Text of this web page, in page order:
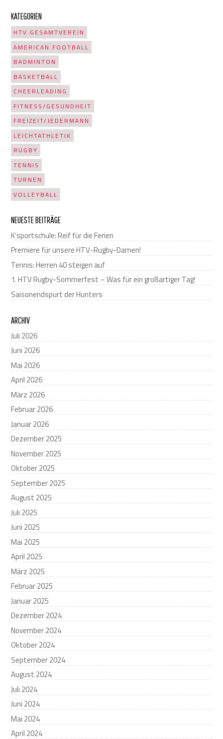
KATEGORIEN
HTV GESAMTVEREIN
AMERICAN FOOTBALL
BADMINTON
BASKETBALL
CHEERLEADING
FITNESS/GESUNDHEIT
FREIZEIT/JEDERMANN
LEICHTATHLETIK
RUGBY
TENNIS
TURNEN
VOLLEYBALL
NEUESTE BEITRÄGE
K’sportschule: Reif für die Ferien
Premiere für unsere HTV-Rugby-Damen!
Tennis: Herren 40 steigen auf
1. HTV Rugby-Sommerfest – Was für ein großartiger Tag!
Saisonendspurt der Hunters
ARCHIV
Juli 2026
Juni 2026
Mai 2026
April 2026
März 2026
Februar 2026
Januar 2026
Dezember 2025
November 2025
Oktober 2025
September 2025
August 2025
Juli 2025
Juni 2025
Mai 2025
April 2025
März 2025
Februar 2025
Januar 2025
Dezember 2024
November 2024
Oktober 2024
September 2024
August 2024
Juli 2024
Juni 2024
Mai 2024
April 2024